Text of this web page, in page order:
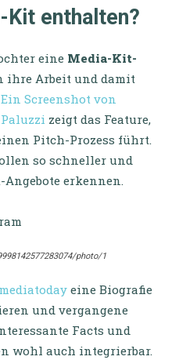
Kit enthalten?
eine Media-Kit-
ihre Arbeit und damit
Ein Screenshot von
zeigt das Feature,
Pitch-Prozess führt.
so schneller und
erkennen.
photo/1
eine Biografie
und vergangene
Facts und
wohl auch integrierbar.